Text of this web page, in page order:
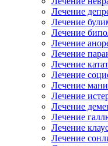
Лечение
Лечение
Лечение
Лечение
Лечение
Лечение
Лечение
Лечение
Лечение
Лечение
Лечение
Лечение
Лечение